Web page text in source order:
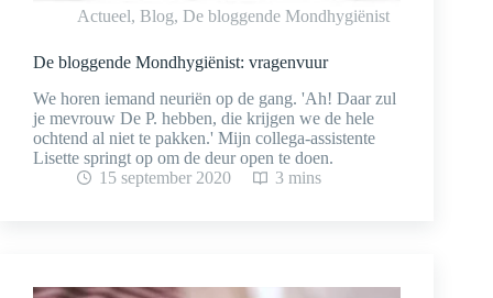
Actueel, Blog, De bloggende Mondhygiënist
De bloggende Mondhygiënist: vragenvuur
We horen iemand neuriën op de gang. 'Ah! Daar zul
je mevrouw De P. hebben, die krijgen we de hele
ochtend al niet te pakken.' Mijn collega-assistente
Lisette springt op om de deur open te doen.
15 september 2020
3 mins